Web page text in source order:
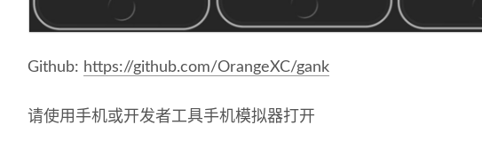
Github: https://github.com/OrangeXC/gank
请使用手机或开发者工具手机模拟器打开